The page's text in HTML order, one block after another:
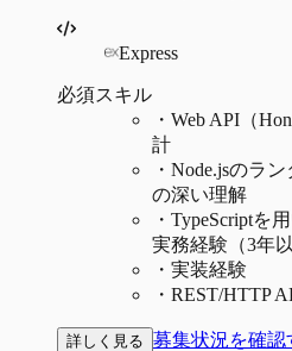
Express
必須スキル
・ Web API（
計
・ Node.jsのラ
の深い理解
・ TypeScriptを
実務経験（3年以
・ 実装経験
・ REST/HTTP
詳しく見る 募集状況を確認